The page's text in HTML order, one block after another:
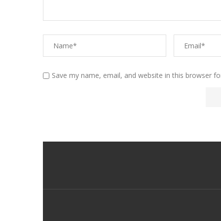
Save my name, email, and website in this browser